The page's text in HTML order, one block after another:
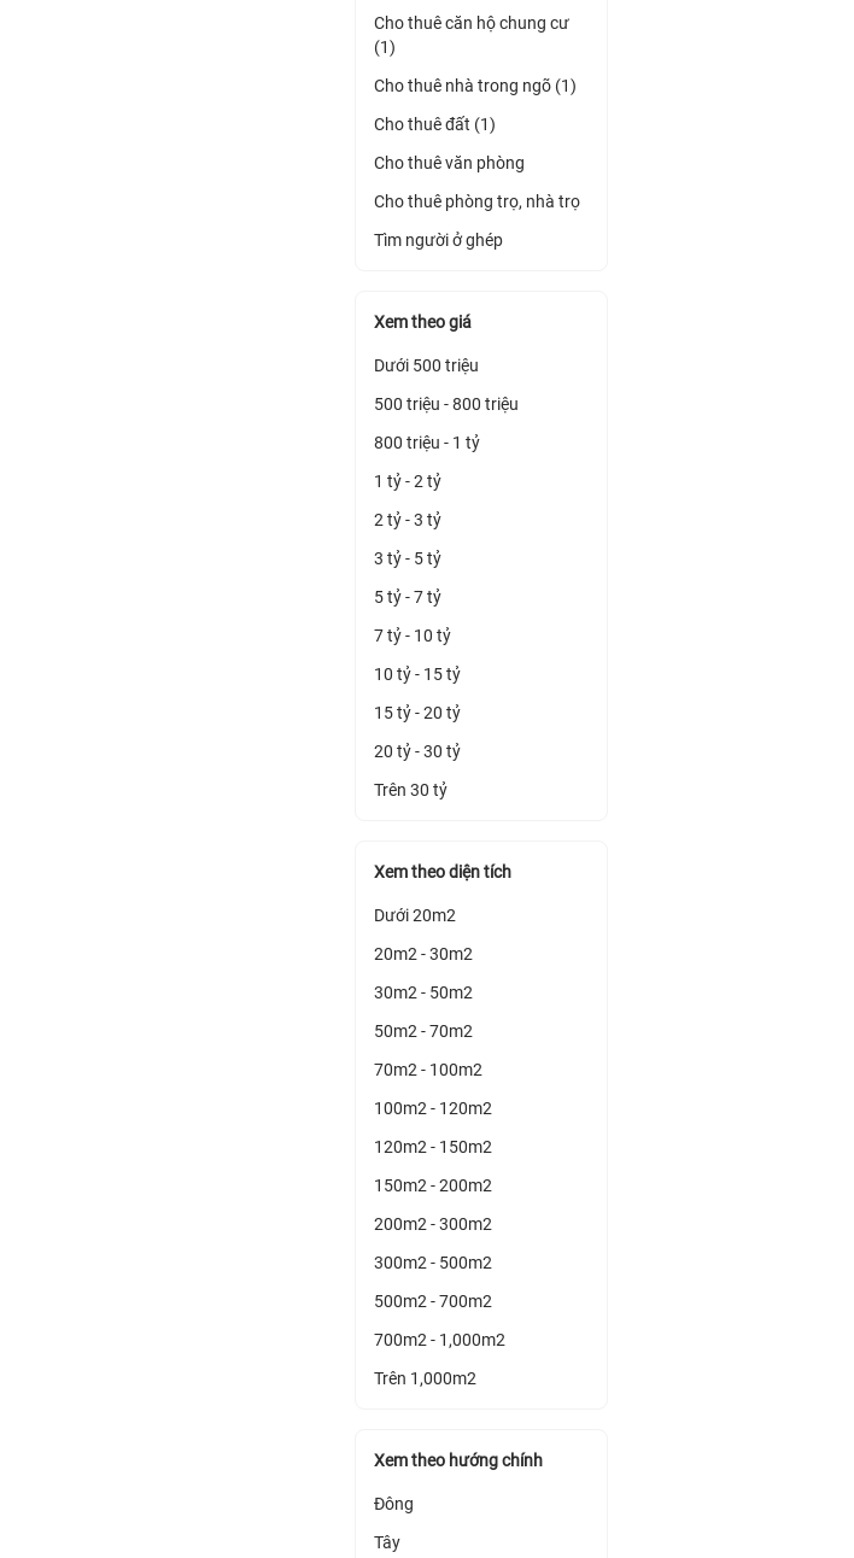
Cho thuê căn hộ chung cư
(1)
Cho thuê nhà trong ngõ (1)
Cho thuê đất (1)
Cho thuê văn phòng
Cho thuê phòng trọ, nhà trọ
Tìm người ở ghép
Xem theo giá
Dưới 500 triệu
500 triệu - 800 triệu
800 triệu - 1 tỷ
1 tỷ - 2 tỷ
2 tỷ - 3 tỷ
3 tỷ - 5 tỷ
5 tỷ - 7 tỷ
7 tỷ - 10 tỷ
10 tỷ - 15 tỷ
15 tỷ - 20 tỷ
20 tỷ - 30 tỷ
Trên 30 tỷ
Xem theo diện tích
Dưới 20m2
20m2 - 30m2
30m2 - 50m2
50m2 - 70m2
70m2 - 100m2
100m2 - 120m2
120m2 - 150m2
150m2 - 200m2
200m2 - 300m2
300m2 - 500m2
500m2 - 700m2
700m2 - 1,000m2
Trên 1,000m2
Xem theo hướng chính
Đông
Tây